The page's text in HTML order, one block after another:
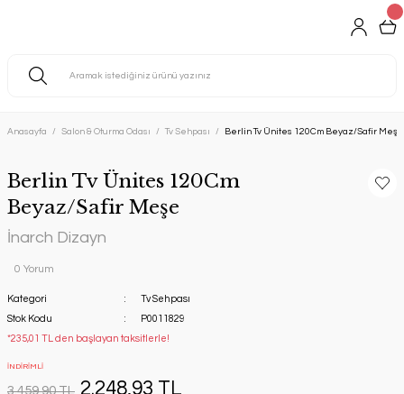
Anasayfa Salon & Oturma Odası Tv Sehpası Berlin Tv Ünites 120Cm Beyaz/Safir Meşe
Berlin Tv Ünites 120Cm
Beyaz/Safir Meşe
İnarch Dizayn
0 Yorum
Kategori
Tv Sehpası
Stok Kodu
P0011829
*235,01 TL den başlayan taksitlerle!
İNDİRİMLİ
3.459,90 TL 2.248,93 TL